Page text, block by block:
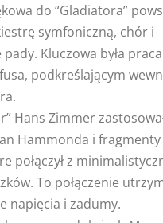
do “Gladiatora”
symfoniczną, chór i
Kluczowa była
podkreślającym
Hans Zimmer
Hammonda i fragmenty
połączył z
To połączenie
napięcia i zadumy.